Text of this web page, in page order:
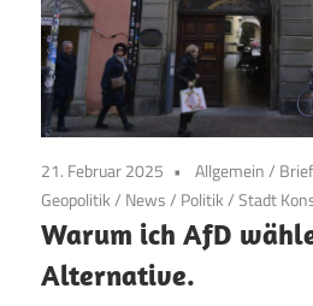
21. Februar 2025 Allgemein/
Geopolitik/ News/ Politik/Stadt
Warum ich AfD
Alternative.